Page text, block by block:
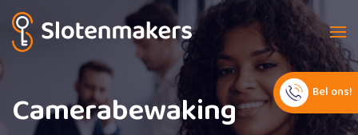
Camerabewaking Bel ons!